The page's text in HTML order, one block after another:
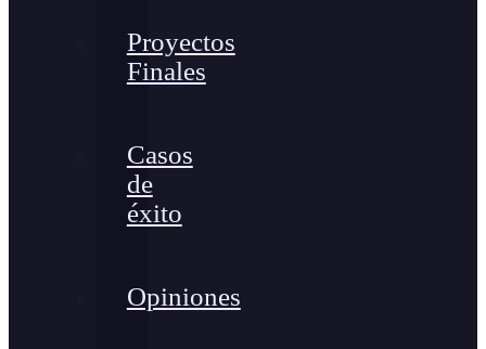
Proyectos
Finales
Casos
de
éxito
Opiniones